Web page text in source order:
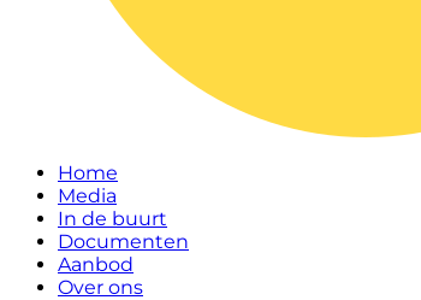
Home
Media
In de buurt
Documenten
Aanbod
Over ons